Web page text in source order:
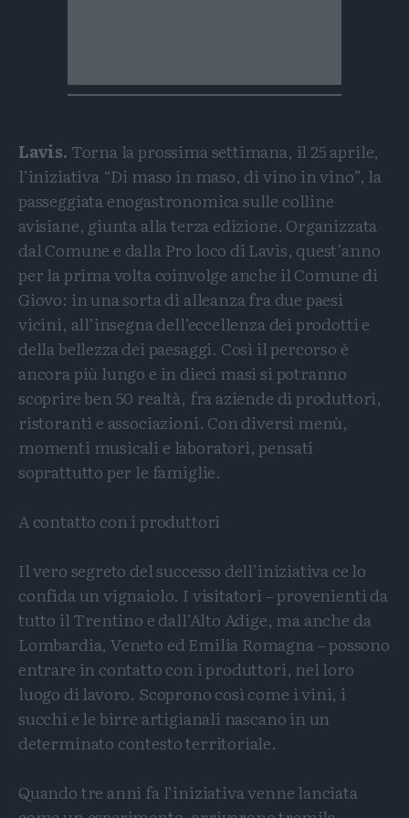
Lavis. Torna la prossima settimana, il 25 aprile,
l’iniziativa “Di maso in maso, di vino in vino”, la
passeggiata enogastronomica sulle colline
avisiane, giunta alla terza edizione. Organizzata
dal Comune e dalla Pro loco di Lavis, quest’anno
per la prima volta coinvolge anche il Comune di
Giovo: in una sorta di alleanza fra due paesi
vicini, all’insegna dell’eccellenza dei prodotti e
della bellezza dei paesaggi. Così il percorso è
ancora più lungo e in dieci masi si potranno
scoprire ben 50 realtà, fra aziende di produttori,
ristoranti e associazioni. Con diversi menù,
momenti musicali e laboratori, pensati
soprattutto per le famiglie.
A contatto con i produttori
Il vero segreto del successo dell’iniziativa ce lo
confida un vignaiolo. I visitatori – provenienti da
tutto il Trentino e dall’Alto Adige, ma anche da
Lombardia, Veneto ed Emilia Romagna – possono
entrare in contatto con i produttori, nel loro
luogo di lavoro. Scoprono così come i vini, i
succhi e le birre artigianali nascano in un
determinato contesto territoriale.
Quando tre anni fa l’iniziativa venne lanciata